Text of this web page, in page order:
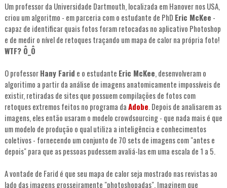
Um professor da Universidade Dartmouth, localizada em Hanover nos USA,
criou um algoritmo - em parceria com o estudante de PhD Eric McKee -
capaz de identificar quais fotos foram retocadas no aplicativo Photoshop
e de medir o nível de retoques traçando um mapa de calor na própria foto!
WTF? Ô_Ô
O professorHany Farid e o estudante Eric McKee, desenvolveram o
algoritimo a partir da análise de imagens anatomicamente impossíveis de
existir, retiradas de sites que possuem compilações de fotos com
retoques extremos feitos no programa daAdobe. Depois de analisarem as
imagens, eles então usaram o modelo crowdsourcing - que nada mais é que
um modelo de produção o qual utiliza a inteligência e conhecimentos
coletivos - fornecendo um conjunto de 70 sets de imagens com "antes e
depois" para que as pessoas pudessem avaliá-las em uma escala de 1 a 5.
A vontade de Farid é que seu mapa de calor seja mostrado nas revistas ao
lado das imagens grosseiramente "photoshopadas". Imaginem que